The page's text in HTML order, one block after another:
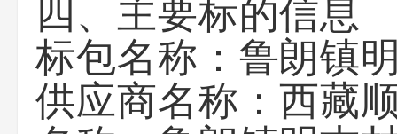
四、主要标的信息
标包名称：鲁朗镇
供应商名称：西藏